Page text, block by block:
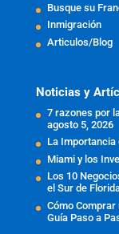
Busque su
Inmigración
Articulos/Blog
Noticias y
7 razones por
agosto 5, 2026
La Importancia
Miami y los
Los 10
el Sur de
Cómo Comprar
Guía Paso a